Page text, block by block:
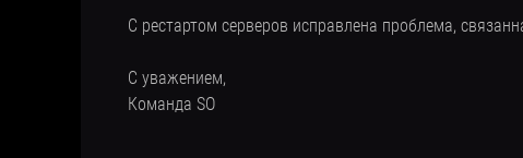
С рестартом серверов исправлена проблема,
С уважением,
Команда SO